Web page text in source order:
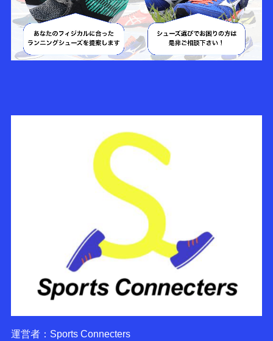
運営者：Sports Connecters